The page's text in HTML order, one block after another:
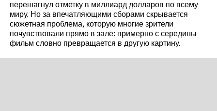
перешагнул отметку в миллиард долларов по всему
миру. Но за впечатляющими сборами скрывается
сюжетная проблема, которую многие зрители
почувствовали прямо в зале: примерно с середины
фильм словно превращается в другую картину.